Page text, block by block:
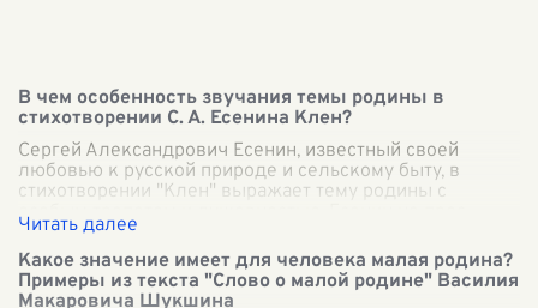
В чем особенность звучания темы родины в
стихотворении С. А. Есенина Клен?
Сергей Александрович Есенин, известный своей
любовью к русской природе и сельскому быту, в
стихотворении "Клен" выражает тему родины с
особым трепетом и душевностью. Есенин не прос
Какое значение имеет для человека малая родина?
Примеры из текста "Слово о малой родине" Василия
Макаровича Шукшина